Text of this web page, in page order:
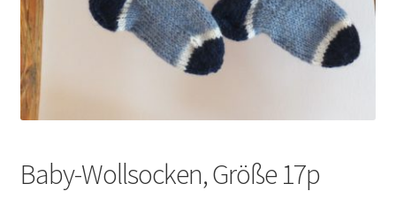
Kontakt
Baby-Wollsocken, Größe 17p